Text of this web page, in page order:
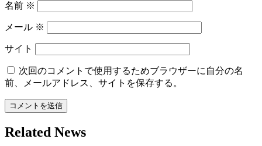
名前 ※
メール ※
サイト
次回のコメントで使用するためブラウザーに自分の名
前、メールアドレス、サイトを保存する。
Related News